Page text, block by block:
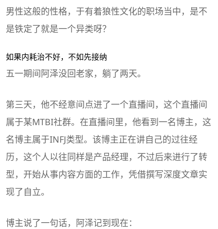
男性这般的性格，于有着狼性文化的职场当中，是不
是铁定了就是一个异类呀？
如果内耗治不好，不如先接纳
五一期间阿泽没回老家，躺了两天。
第三天，他不经意间点进了一个直播间，这个直播间
属于某MTBI社群。在直播间里，他看到一名博主，这
名博主属于INFJ类型。该博主正在讲自己的过往经
历，这个人以往同样是产品经理，不过后来进行了转
型，开始从事内容方面的工作，凭借撰写深度文章实
现了自立。
博主说了一句话，阿泽记到现在：